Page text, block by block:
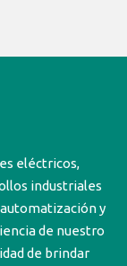
eléctricos,
industriales
y
de nuestro
de brindar